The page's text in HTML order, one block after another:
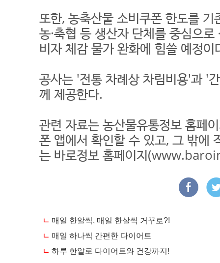
또한, 농축산물 소비쿠폰 한도를
농·축협 등 생산자 단체를 중심으
비자 체감 물가 완화에 힘쓸 예정이
공사는 '전통 차례상 차림비용'과 '
께 제공한다.
관련 자료는 농산물유통정보 홈
폰 앱에서 확인할 수 있고, 그 밖에
는 바로정보 홈페이지